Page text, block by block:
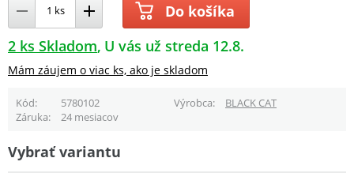
Do košíka
2 ks Skladom U vás už streda 12.8.
Mám záujem o viac ks, ako je skladom
Kód 5780102 Výrobca
BLACK CAT
Záruka
24 mesiacov
Vybrať variantu